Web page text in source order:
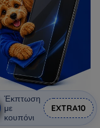
Έκπτωση
με
κουπόνι
EXTRA10